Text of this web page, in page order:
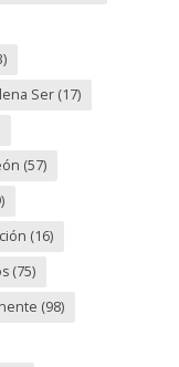
Ser(17)
(57)
(16)
(75)
(98)